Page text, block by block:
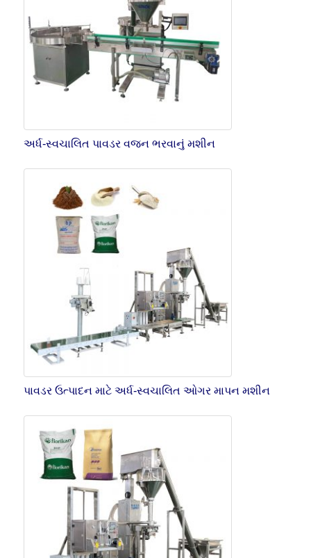
અર્ધ-સ્વચાલિત પાવડર વજન ભરવાનું મશીન
પાવડર ઉત્પાદન માટે અર્ધ-સ્વચાલિત ઓગર માપન મશીન